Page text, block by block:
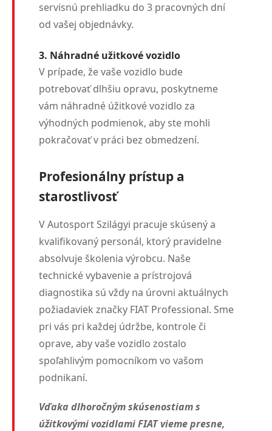
servisnú prehliadku do 3 pracovných dní
od vašej objednávky.
3. Náhradné užitkové vozidlo
V prípade, že vaše vozidlo bude
potrebovať dlhšiu opravu, poskytneme
vám náhradné úžitkové vozidlo za
výhodných podmienok, aby ste mohli
pokračovať v práci bez obmedzení.
Profesionálny prístup a
starostlivosť
V Autosport Szilágyi pracuje skúsený a
kvalifikovaný personál, ktorý pravidelne
absolvuje školenia výrobcu. Naše
technické vybavenie a prístrojová
diagnostika sú vždy na úrovni aktuálnych
požiadaviek značky FIAT Professional. Sme
pri vás pri každej údržbe, kontrole či
oprave, aby vaše vozidlo zostalo
spoľahlivým pomocníkom vo vašom
podnikaní.
Vďaka dlhoročným skúsenostiam s
úžitkovými vozidlami FIAT vieme presne,